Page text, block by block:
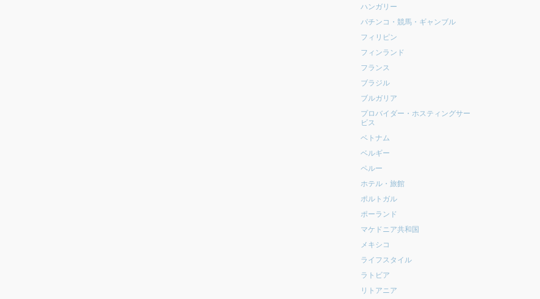
ハンガリー
パチンコ・競馬・ギャンブル
フィリピン
フィンランド
フランス
ブラジル
ブルガリア
プロバイダー・ホスティングサー
ビス
ベトナム
ベルギー
ペルー
ホテル・旅館
ポルトガル
ポーランド
マケドニア共和国
メキシコ
ライフスタイル
ラトビア
リトアニア